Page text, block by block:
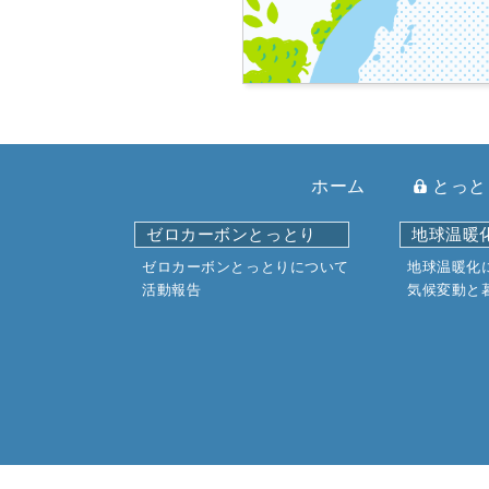
ホーム とっ
ゼロカーボンとっとり
ゼロカーボンとっとりについて
活動報告
地球温暖
地球温暖化
気候変動と